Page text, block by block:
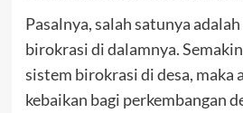
Pasalnya, salah satunya
birokrasi di dalamnya.
sistem birokrasi di desa, maka
kebaikan bagi perkembangan